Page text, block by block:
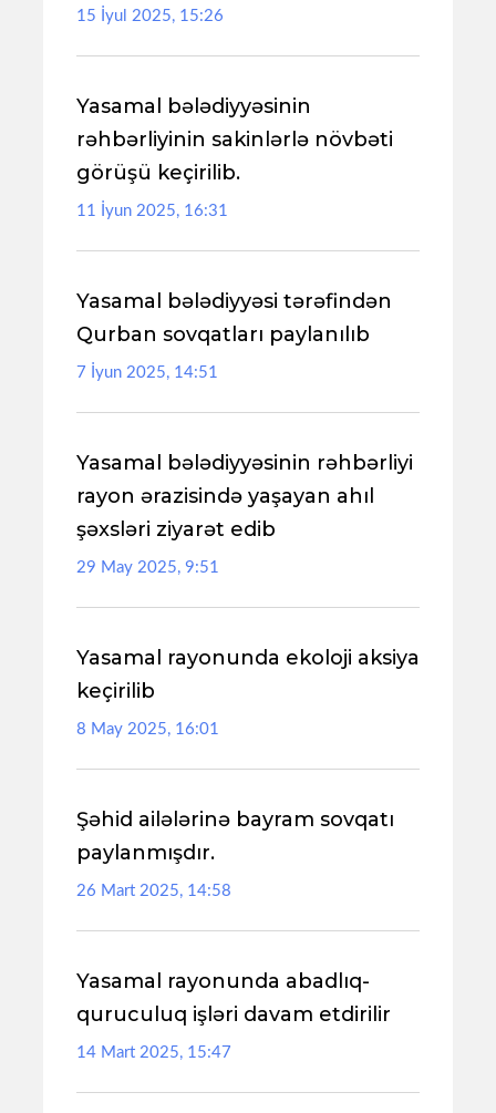
15 İyul 2025, 15:26
Yasamal bələdiyyəsinin
rəhbərliyinin sakinlərlə növbəti
görüşü keçirilib.
11 İyun 2025, 16:31
Yasamal bələdiyyəsi tərəfindən
Qurban sovqatları paylanılıb
7 İyun 2025, 14:51
Yasamal bələdiyyəsinin rəhbərliyi
rayon ərazisində yaşayan ahıl
şəxsləri ziyarət edib
29 May 2025, 9:51
Yasamal rayonunda ekoloji aksiya
keçirilib
8 May 2025, 16:01
Şəhid ailələrinə bayram sovqatı
paylanmışdır.
26 Mart 2025, 14:58
Yasamal rayonunda abadlıq-
quruculuq işləri davam etdirilir
14 Mart 2025, 15:47